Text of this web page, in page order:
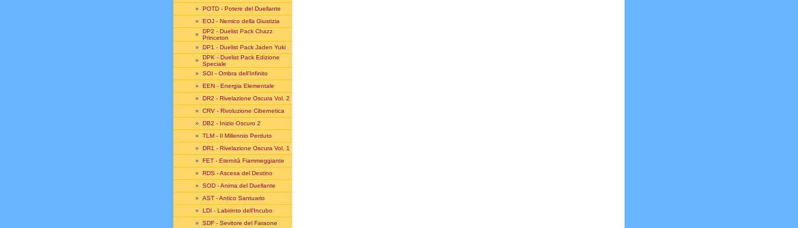
» POTD - Potere del Duellante
» EOJ - Nemico della Giustizia
» DP2 - Duelist Pack Chazz
Princeton
» DP1 - Duelist Pack Jaden Yuki
» DPK - Duelist Pack Edizione
Speciale
» SOI - Ombra dell'Infinito
» EEN - Energia Elementale
» DR2 - Rivelazione Oscura Vol. 2
» CRV - Rivoluzione Cibernetica
» DB2 - Inizio Oscuro 2
» TLM - Il Millennio Perduto
» DR1 - Rivelazione Oscura Vol. 1
» FET - Eternità Fiammeggiante
» RDS - Ascesa del Destino
» SOD - Anima del Duellante
» AST - Antico Santuario
» LDI - Labirinto dell'Incubo
» SDF - Sevitore del Faraone